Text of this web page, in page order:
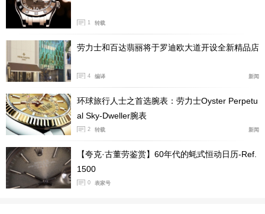
有了这个天文台认证的手表，代表着你的手表在出厂时，
每天误差值会控制在-4～+6秒的这个范围区间。而至臻天
文台认证，它是经过了瑞士天文台的认证后，才能送至进
一步的认证，算是瑞士天文台的进阶版。至臻天文台认证
规定的精度误差需保持在每日0至+5秒之间，仅从精准度
来比较，至臻天文台比瑞士天文台精准了接近5秒。
1 转载
劳力士和百达翡丽将于罗迪欧大道开设全新精品店
4 编译 新闻
环球旅行人士之首选腕表：劳力士Oyster Perpetu
al Sky-Dweller腕表
2 转载 新闻
【夸克·古董劳鉴赏】60年代的蚝式恒动日历-Ref.
1500
0 表家号